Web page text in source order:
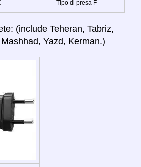
Tipo di presa F
(include Teheran, Tabriz,
Yazd, Kerman.)